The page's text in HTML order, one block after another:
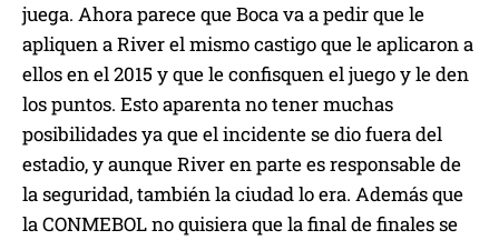
juega. Ahora parece que Boca va a pedir que le
apliquen a River el mismo castigo que le aplicaron a
ellos en el 2015 y que le confisquen el juego y le den
los puntos. Esto aparenta no tener muchas
posibilidades ya que el incidente se dio fuera del
estadio, y aunque River en parte es responsable de
la seguridad, también la ciudad lo era. Además que
la CONMEBOL no quisiera que la final de finales se